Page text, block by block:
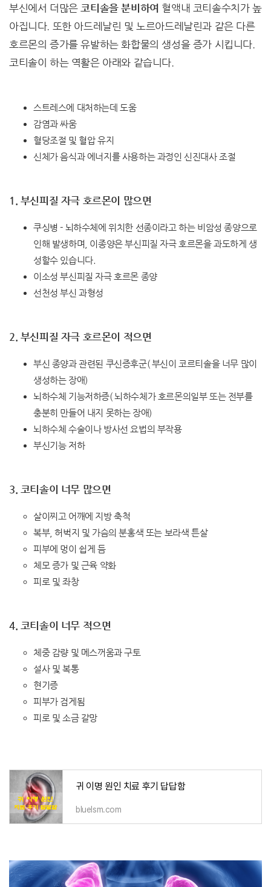
부신에서 더많은코티솔을 분비하여 혈액내 코티솔수치가 높
아집니다. 또한 아드레날린 및 노르아드레날린과 같은 다른
호르몬의 증가를 유발하는 화합물의 생성을 증가 시킵니다.
코티솔이 하는 역활은 아래와 같습니다.
스트레스에 대처하는데 도움
감염과 싸움
혈당조절 및 혈압 유지
신체가 음식과 에너지를 사용하는 과정인 신진대사 조절
1. 부신피질 자극 호르몬이 많으면
쿠싱병 - 뇌하수체에 위치한 선종이라고 하는 비암성 종양으로
인해 발생하며, 이종양은 부신피질 자극 호르몬을 과도하게 생
성할수 있습니다.
이소성 부신피질 자극 호르몬 종양
선천성 부신 과형성
2. 부신피질 자극 호르몬이 적으면
부신 종양과 관련된 쿠신증후군( 부신이 코르티솔을 너무 많이
생성하는 장애)
뇌하수체 기능저하증( 뇌하수체가 호르몬의일부 또는 전부를
충분히 만들어 내지 못하는 장애)
뇌하수체 수술이나 방사선 요법의 부작용
부신기능 저하
3. 코티솔이 너무 많으면
살이찌고 어깨에 지방 축척
복부, 허벅지 및 가슴의 분홍색 또는 보라색 튼살
피부에 멍이 쉽게 듬
체모 증가 및 근육 약화
피로 및 좌창
4. 코티솔이 너무 적으면
체중 감량 및 메스꺼움과 구토
설사 및 복통
현기증
피부가 검게됨
피로 및 소금 갈망
귀 이명 원인 치료 후기 답답함
bluelsm.com